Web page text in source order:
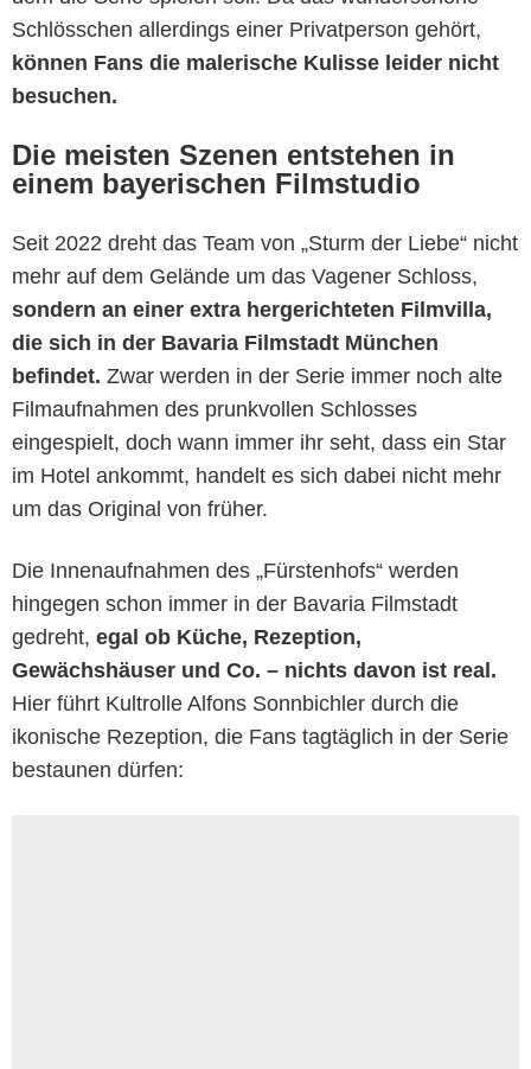
Schlösschen allerdings einer Privatperson gehört,
können Fans die malerische Kulisse leider nicht
besuchen.
Die meisten Szenen entstehen in
einem bayerischen Filmstudio
Seit 2022 dreht das Team von „Sturm der Liebe“ nicht
mehr auf dem Gelände um das Vagener Schloss,
sondern an einer extra hergerichteten Filmvilla,
die sich in der Bavaria Filmstadt München
befindet. Zwar werden in der Serie immer noch alte
Filmaufnahmen des prunkvollen Schlosses
eingespielt, doch wann immer ihr seht, dass ein Star
im Hotel ankommt, handelt es sich dabei nicht mehr
um das Original von früher.
Die Innenaufnahmen des „Fürstenhofs“ werden
hingegen schon immer in der Bavaria Filmstadt
gedreht, egal ob Küche, Rezeption,
Gewächshäuser und Co. – nichts davon ist real.
Hier führt Kultrolle Alfons Sonnbichler durch die
ikonische Rezeption, die Fans tagtäglich in der Serie
bestaunen dürfen: